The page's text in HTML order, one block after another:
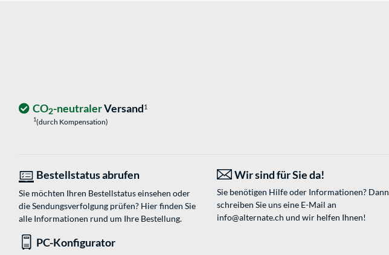
CO2-neutralerVersand1
1(durch Kompensation)
Bestellstatus abrufen
Sie möchten Ihren Bestellstatus einsehen oder
die Sendungsverfolgung prüfen? Hier finden Sie
alle Informationen rund um Ihre Bestellung.
Wir sind für Sie da!
Sie benötigen Hilfe oder Informationen? Dann
schreiben Sie uns eine E-Mail an
info@alternate.ch und wir helfen Ihnen!
PC-Konfigurator